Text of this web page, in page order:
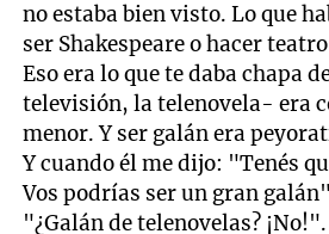
no estaba bien visto. Lo que
ser Shakespeare o hacer
Eso era lo que te daba chapa
televisión, la telenovela- era
menor. Y ser galán era
Y cuando él me dijo: "Tenés
Vos podrías ser un gran
"¿Galán de telenovelas?